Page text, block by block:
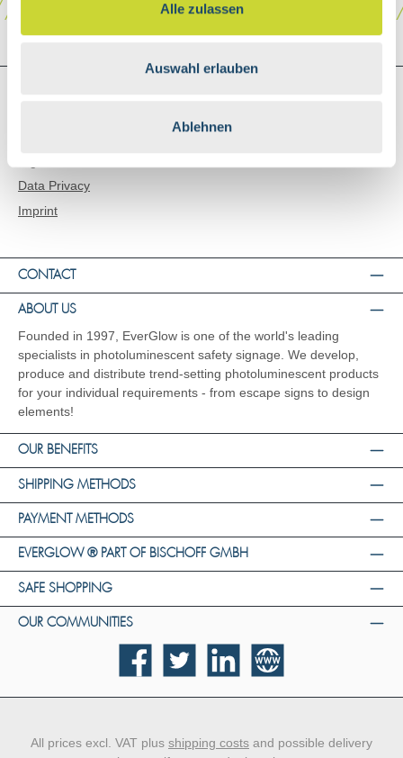
Alle zulassen
Auswahl erlauben
Ablehnen
General Terms and Conditions
Data Privacy
Imprint
CONTACT
ABOUT US
Founded in 1997, EverGlow is one of the world's leading
specialists in photoluminescent safety signage. We develop,
produce and distribute trend-setting photoluminescent products
for your individual requirements - from escape signs to design
elements!
OUR BENEFITS
SHIPPING METHODS
PAYMENT METHODS
EVERGLOW ® PART OF BISCHOFF GMBH
SAFE SHOPPING
OUR COMMUNITIES
FacebookTwitter LinkedIn Website
All prices excl. VAT plus shipping costs and possible delivery